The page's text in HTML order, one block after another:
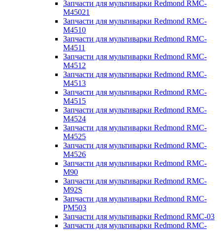
Запчасти для мультиварки Redmond RMC-
M45021
Запчасти для мультиварки Redmond RMC-
M4510
Запчасти для мультиварки Redmond RMC-
M4511
Запчасти для мультиварки Redmond RMC-
M4512
Запчасти для мультиварки Redmond RMC-
M4513
Запчасти для мультиварки Redmond RMC-
M4515
Запчасти для мультиварки Redmond RMC-
M4524
Запчасти для мультиварки Redmond RMC-
M4525
Запчасти для мультиварки Redmond RMC-
M4526
Запчасти для мультиварки Redmond RMC-
M90
Запчасти для мультиварки Redmond RMC-
M92S
Запчасти для мультиварки Redmond RMC-
PM503
Запчасти для мультиварки Redmond RMC-03
Запчасти для мультиварки Redmond RMC-